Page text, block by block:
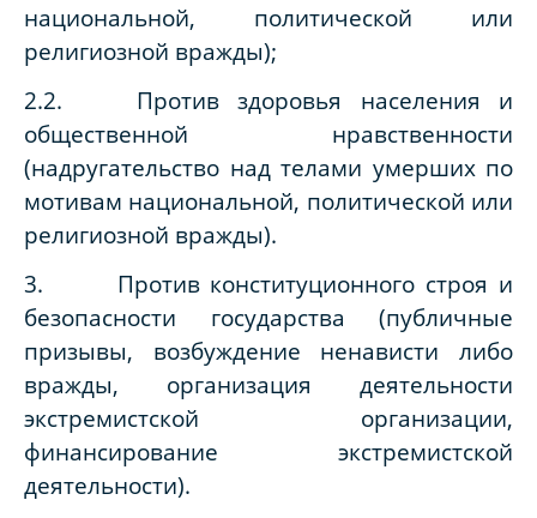
национальной, политической или
религиозной вражды);
2.2. Против здоровья населения и
общественной нравственности
(надругательство над телами умерших по
мотивам национальной, политической или
религиозной вражды).
3. Против конституционного строя и
безопасности государства (публичные
призывы, возбуждение ненависти либо
вражды, организация деятельности
экстремистской организации,
финансирование экстремистской
деятельности).